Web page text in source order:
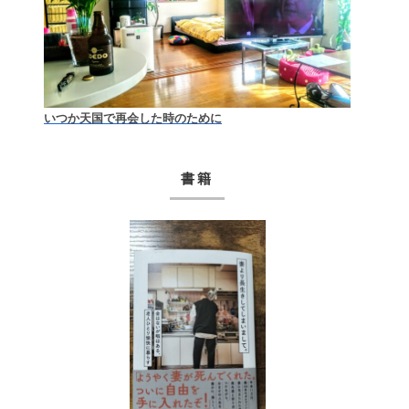
いつか天国で再会した時のために
書籍